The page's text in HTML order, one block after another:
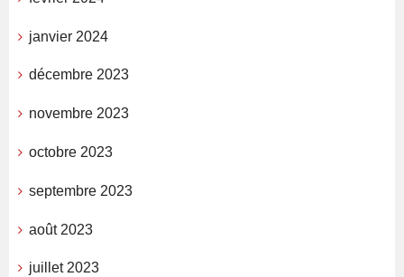
janvier 2024
décembre 2023
novembre 2023
octobre 2023
septembre 2023
août 2023
juillet 2023